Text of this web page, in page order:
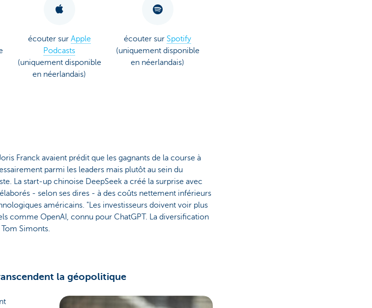
écouter sur Apple
Podcasts
(uniquement disponible
en néerlandais)
écouter sur Spotify
(uniquement disponible
en néerlandais)
Franck avaient prédit que les gagnants de la course à
parmi les leaders mais plutôt au sein du
La start-up chinoise DeepSeek a créé la surprise avec
- selon ses dires - à des coûts nettement inférieurs
américains. "Les investisseurs doivent voir plus
comme OpenAI, connu pour ChatGPT. La diversification
Simonts.
la géopolitique